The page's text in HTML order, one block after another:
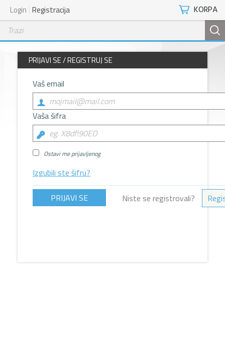
KORPA
Login Registracija
PRIJAVI SE / REGISTRUJ SE
Vaš email
Vaša šifra
Ostavi me prijavljenog
Izgubili ste šifru?
Niste se registrovali?